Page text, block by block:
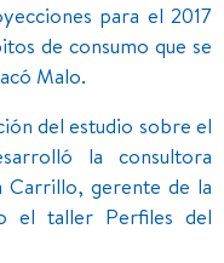
para el 2017
de consumo que se
Malo.
del estudio sobre el
la consultora
Carrillo, gerente de la
el taller Perfiles del